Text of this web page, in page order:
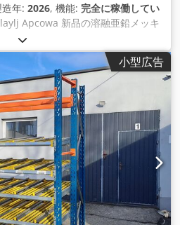
年: 2026, 機能: 完全に稼働してい
Apcowa 新品の溶融亜鉛メッキ
）を販売しています。 この台
たは輸送するために使用されま
mm 溶融亜鉛メッキ 容量12輪 我々
ーです。 1台につき96台積載しま
ト/個。(価格は交渉する）
小型広告